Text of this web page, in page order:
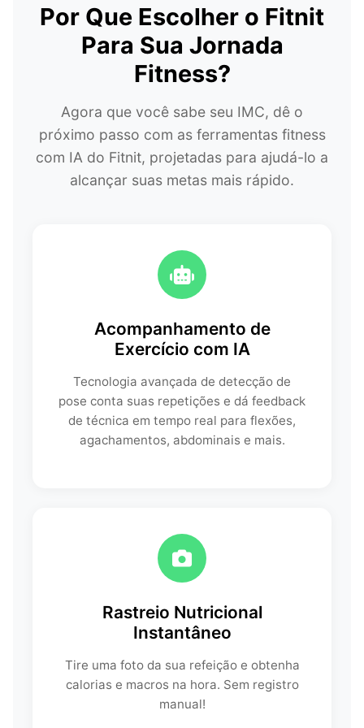
Por Que Escolher o Fitnit
Para Sua Jornada
Fitness?
Agora que você sabe seu IMC, dê o
próximo passo com as ferramentas fitness
com IA do Fitnit, projetadas para ajudá-lo a
alcançar suas metas mais rápido.
Acompanhamento de
Exercício com IA
Tecnologia avançada de detecção de
pose conta suas repetições e dá feedback
de técnica em tempo real para flexões,
agachamentos, abdominais e mais.
Rastreio Nutricional
Instantâneo
Tire uma foto da sua refeição e obtenha
calorias e macros na hora. Sem registro
manual!